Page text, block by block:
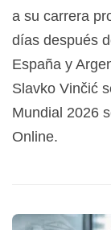
a su carrera
días después
España y
Slavko Vinčić
Mundial 2026
Online.